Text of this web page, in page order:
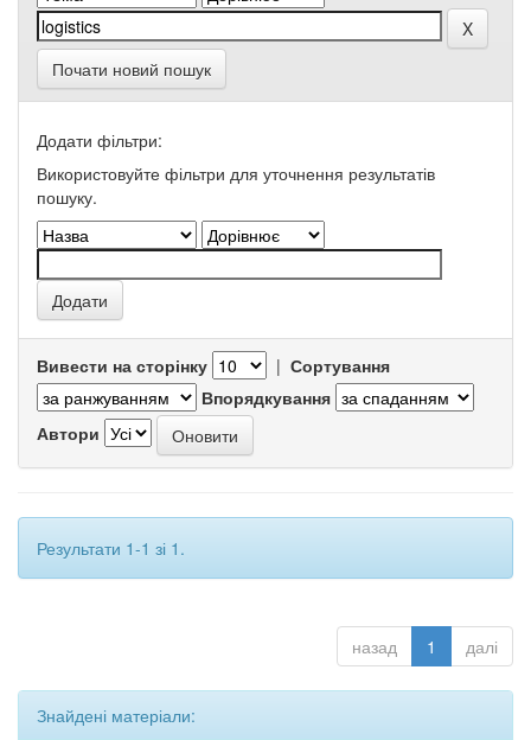
Почати новий пошук
Додати фільтри:
Використовуйте фільтри для уточнення результатів
пошуку.
Вивести на сторінку | Сортування
Впорядкування
Автори
Результати 1-1 зі 1.
назад 1 далі
Знайдені матеріали: